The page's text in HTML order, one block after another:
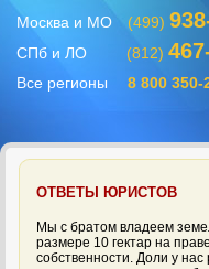
Москва и МО (499)
СПб и ЛО (812)
Все регионы 8 800 350-
ОТВЕТЫ ЮРИСТОВ
Мы с братом владеем
размере 10 гектар на
собственности. Доли у